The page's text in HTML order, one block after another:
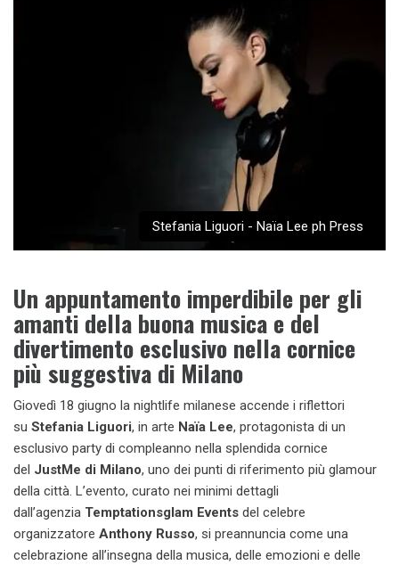
Stefania Liguori - Naïa Lee ph Press
Un appuntamento imperdibile per gli
amanti della buona musica e del
divertimento esclusivo nella cornice
più suggestiva di Milano
Giovedì 18 giugno la nightlife milanese accende i riflettori
su Stefania Liguori, in arte Naïa Lee, protagonista di un
esclusivo party di compleanno nella splendida cornice
del JustMe di Milano, uno dei punti di riferimento più glamour
della città. L’evento, curato nei minimi dettagli
dall’agenzia Temptationsglam Events del celebre
organizzatore Anthony Russo, si preannuncia come una
celebrazione all’insegna della musica, delle emozioni e delle